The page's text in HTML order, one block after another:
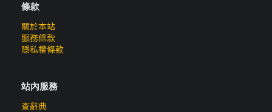
條款
關於本站
服務條款
隱私權條款
站內服務
查辭典